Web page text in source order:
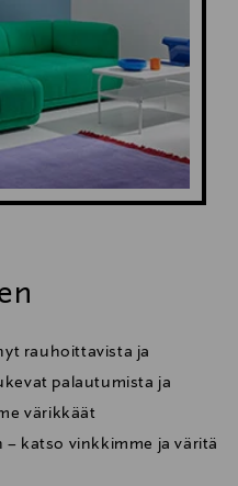
rauhoittavista ja
palautumista ja
värikkäät
katso vinkkimme ja väritä